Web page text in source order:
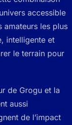
accessible
amateurs les plus
intelligente et
le terrain pour
de Grogu et la
aussi
de l’impact